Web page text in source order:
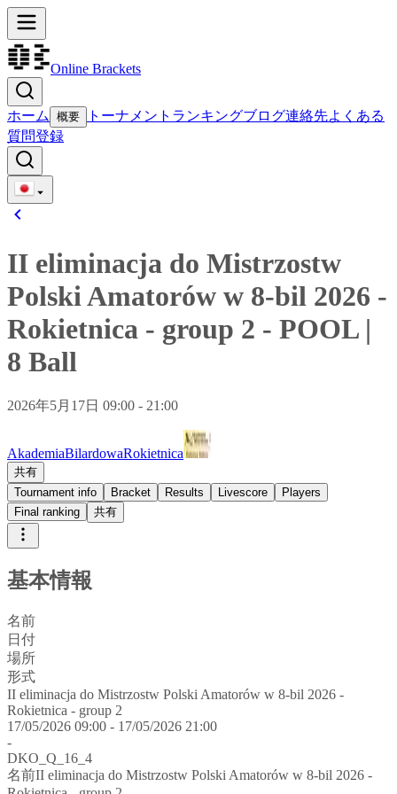
Online Brackets
ホーム 概要 トーナメント ランキングブログ連絡先よくある
質問登録
II eliminacja do Mistrzostw
Polski Amatorów w 8-bil 2026 -
Rokietnica - group 2 - POOL|
8 Ball
2026年5月17日 09:00 - 21:00
AkademiaBilardowaRokietnica
共有
Tournament info
Bracket Results Livescore
Players
Final ranking
共有
基本情報
名前
日付
場所
形式
II eliminacja do Mistrzostw Polski Amatorów w 8-bil 2026 -
Rokietnica - group 2
17/05/2026 09:00 - 17/05/2026 21:00
-
DKO_Q_16_4
名前II eliminacja do Mistrzostw Polski Amatorów w 8-bil 2026 -